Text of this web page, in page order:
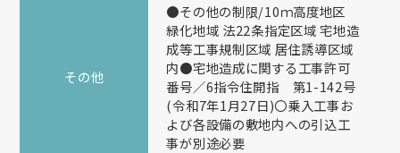
その他
●その他の制限/10ｍ高度地区
緑化地域 法22条指定区域 宅地造
成等工事規制区域 居住誘導区域
内●宅地造成に関する工事許可
番号／6指令住開指 第1-142号
(令和7年1月27日)〇乗入工事お
よび各設備の敷地内への引込工
事が別途必要